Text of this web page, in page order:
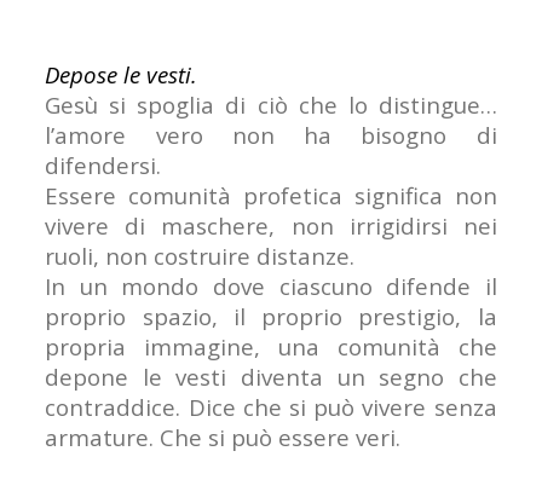
Depose le vesti.
Gesù si spoglia di ciò che lo distingue…
l’amore vero non ha bisogno di
difendersi.
Essere comunità profetica significa non
vivere di maschere, non irrigidirsi nei
ruoli, non costruire distanze.
In un mondo dove ciascuno difende il
proprio spazio, il proprio prestigio, la
propria immagine, una comunità che
depone le vesti diventa un segno che
contraddice. Dice che si può vivere senza
armature. Che si può essere veri.